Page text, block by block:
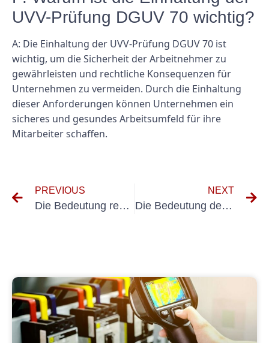
UVV-Prüfung DGUV 70 wichtig?
A: Die Einhaltung der UVV-Prüfung DGUV 70 ist
wichtig, um die Sicherheit der Arbeitnehmer zu
gewährleisten und rechtliche Konsequenzen für
Unternehmen zu vermeiden. Durch die Einhaltung
dieser Anforderungen können Unternehmen ein
sicheres und gesundes Arbeitsumfeld für ihre
Mitarbeiter schaffen.
PREVIOUS
Die Bedeutung regelmäßiger elektrischer Prüfungen für ortsveränderliche Anlagen
NEXT
Die Bedeutung der DGUV V4-Prüfung für die Arbeitssicherheit verstehen